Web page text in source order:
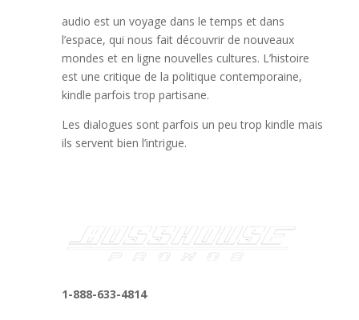
audio est un voyage dans le temps et dans
l’espace, qui nous fait découvrir de nouveaux
mondes et en ligne nouvelles cultures. L’histoire
est une critique de la politique contemporaine,
kindle parfois trop partisane.
Les dialogues sont parfois un peu trop kindle mais
ils servent bien l’intrigue.
1-888-633-4814